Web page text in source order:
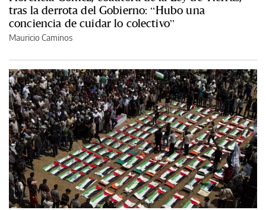
tras la derrota del Gobierno: “Hubo una
conciencia de cuidar lo colectivo”
Mauricio Caminos